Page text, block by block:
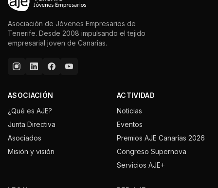
Asociación de Jóvenes Empresarios de
Tenerife. Desde 2008 impulsando el tejido
empresarial joven de Canarias.
ASOCIACIÓN
¿Qué es AJE?
Junta Directiva
Asociados
Misión y visión
ACTIVIDAD
Noticias
Eventos
Premios AJE Canarias 2026
Congreso Supernova
Servicios AJE+